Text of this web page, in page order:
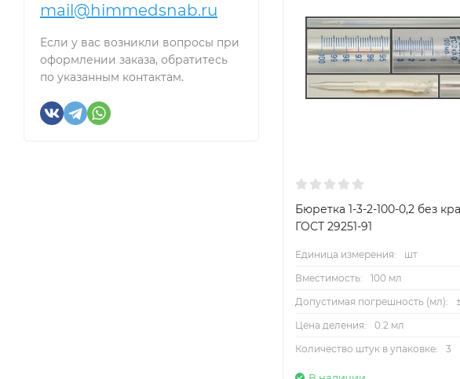
mail@himmedsnab.ru
Если у вас возникли вопросы при
оформлении заказа, обратитесь
по указанным контактам.
Бюретка 1-3-2-100-0,2 без
ГОСТ 29251-91
Единица измерения:
шт
Вместимость:
100 мл
Допустимая погрешность (мл):
Цена деления:
0.2 мл
Количество штук в упаковке:
3